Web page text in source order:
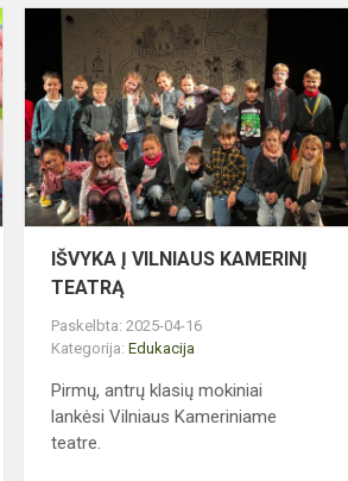
PAVASARIO
IŠVYKA
IŠVYKA Į VILNIAUS KAMERINĮ
TEATRĄ
Paskelbta: 2025-04-16
Kategorija:Edukacija
Pirmų, antrų klasių mokiniai
lankėsi Vilniaus Kameriniame
teatre.